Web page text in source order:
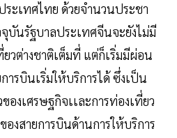
ะเทศไทย ด้วยจำนวนประชา
บันรัฐบาลประเทศจีนจะยังไม่มี
วต่างชาติเต็มที่ แต่ก็เริ่มมีผ่อน
ารบินเริ่มให้บริการได้ ซึ่งเป็น
เศรษฐกิจเเละการท่องเที่ยว
งสายการบินด้านการให้บริการ